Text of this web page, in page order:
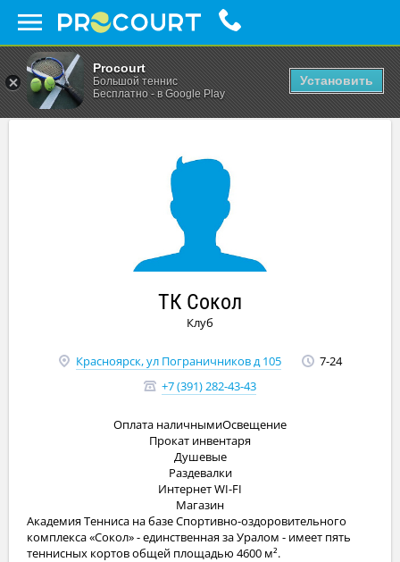
Procourt
Большой теннис
Бесплатно - в Google Play
Установить
ТК Сокол
Клуб
Красноярск, ул Пограничников д 105
7-24
+7 (391) 282-43-43
Оплата наличнымиОсвещение
Прокат инвентаря
Душевые
Раздевалки
Интернет WI-FI
Магазин
Академия Тенниса на базе Спортивно-оздоровительного
комплекса «Сокол» - единственная за Уралом - имеет пять
теннисных кортов общей площадью 4600 м².